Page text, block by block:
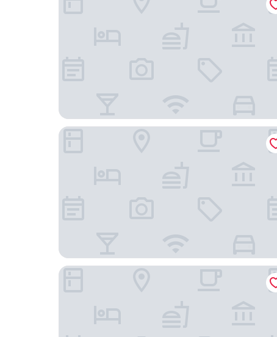
Mercure Kuala Lumpur Glenmarie
DoubleTree by Hilton Shah Alam i-City